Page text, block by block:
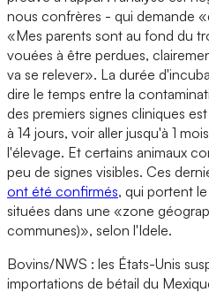
nous confrères - qui demande
«Mes parents sont au fond du
vouées à être perdues,
va se relever». La durée
dire le temps entre la
des premiers signes cliniques
à 14 jours, voir aller jusqu'à 1
l'élevage. Et certains animaux
peu de signes visibles. Ces
ont été confirmés, qui portent
situées dans une «zone
communes)», selon l'Idele.
Bovins/NWS : les États-Unis
importations de bétail du